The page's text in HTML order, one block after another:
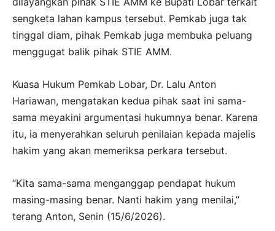
sengketa lahan kampus tersebut. Pemkab juga tak
tinggal diam, pihak Pemkab juga membuka peluang
menggugat balik pihak STIE AMM.
Kuasa Hukum Pemkab Lobar, Dr. Lalu Anton
Hariawan, mengatakan kedua pihak saat ini sama-
sama meyakini argumentasi hukumnya benar. Karena
itu, ia menyerahkan seluruh penilaian kepada majelis
hakim yang akan memeriksa perkara tersebut.
“Kita sama-sama menganggap pendapat hukum
masing-masing benar. Nanti hakim yang menilai,”
terang Anton, Senin (15/6/2026).